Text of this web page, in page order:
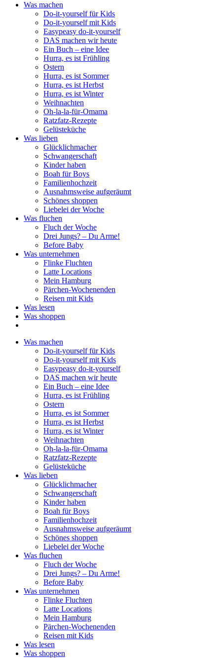
Was machen
Do-it-yourself für Kids
Do-it-yourself mit Kids
Easypeasy do-it-yourself
DAS machen wir heute
Ein Buch – eine Idee
Hurra, es ist Frühling
Ostern
Hurra, es ist Sommer
Hurra, es ist Herbst
Hurra, es ist Winter
Weihnachten
Oh-la-la-für-Omama
Ratzfatz-Rezepte
Gelüsteküche
Was lieben
Glücklichmacher
Schwangerschaft
Kinder haben
Boah für Boys
Familienhochzeit
Ausnahmsweise aufgeräumt
Schönes shoppen
Liebelei der Woche
Was fluchen
Fluch der Woche
Drei Jungs? – Du Arme!
Before Baby
Was unternehmen
Flinke Fluchten
Latte Locations
Mein Hamburg
Pärchen-Wochenenden
Reisen mit Kids
Was lesen
Was shoppen
Was machen
Do-it-yourself für Kids
Do-it-yourself mit Kids
Easypeasy do-it-yourself
DAS machen wir heute
Ein Buch – eine Idee
Hurra, es ist Frühling
Ostern
Hurra, es ist Sommer
Hurra, es ist Herbst
Hurra, es ist Winter
Weihnachten
Oh-la-la-für-Omama
Ratzfatz-Rezepte
Gelüsteküche
Was lieben
Glücklichmacher
Schwangerschaft
Kinder haben
Boah für Boys
Familienhochzeit
Ausnahmsweise aufgeräumt
Schönes shoppen
Liebelei der Woche
Was fluchen
Fluch der Woche
Drei Jungs? – Du Arme!
Before Baby
Was unternehmen
Flinke Fluchten
Latte Locations
Mein Hamburg
Pärchen-Wochenenden
Reisen mit Kids
Was lesen
Was shoppen